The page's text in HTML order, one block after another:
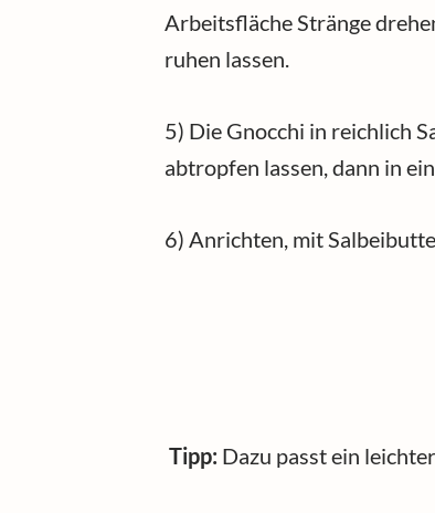
Arbeitsfläche Stränge
ruhen lassen.
5) Die Gnocchi in reichlich
abtropfen lassen, dann in
6) Anrichten, mit
Tipp: Dazu passt ein leichter